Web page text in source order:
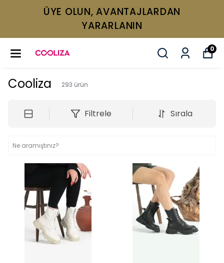
ÜYE OLUN, AVANTAJLARDAN
YARARLANIN
0
Cooliza 293 ürün
Filtrele Sırala